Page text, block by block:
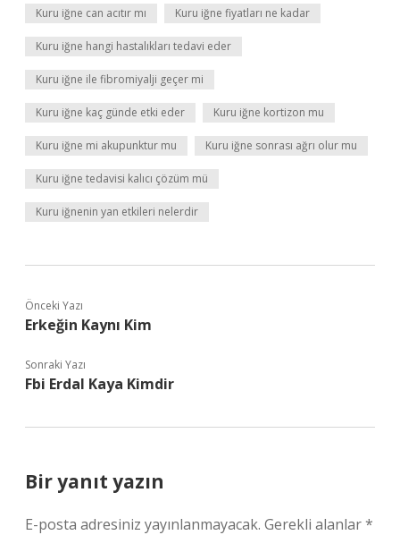
Kuru iğne can acıtır mı Kuru iğne fiyatları ne kadar
Kuru iğne hangi hastalıkları tedavi eder
Kuru iğne ile fibromiyalji geçer mi
Kuru iğne kaç günde etki eder Kuru iğne kortizon mu
Kuru iğne mi akupunktur mu Kuru iğne sonrası ağrı olur mu
Kuru iğne tedavisi kalıcı çözüm mü
Kuru iğnenin yan etkileri nelerdir
Önceki Yazı
Erkeğin Kaynı Kim
Sonraki Yazı
Fbi Erdal Kaya Kimdir
Bir yanıt yazın
E-posta adresiniz yayınlanmayacak. Gerekli alanlar*